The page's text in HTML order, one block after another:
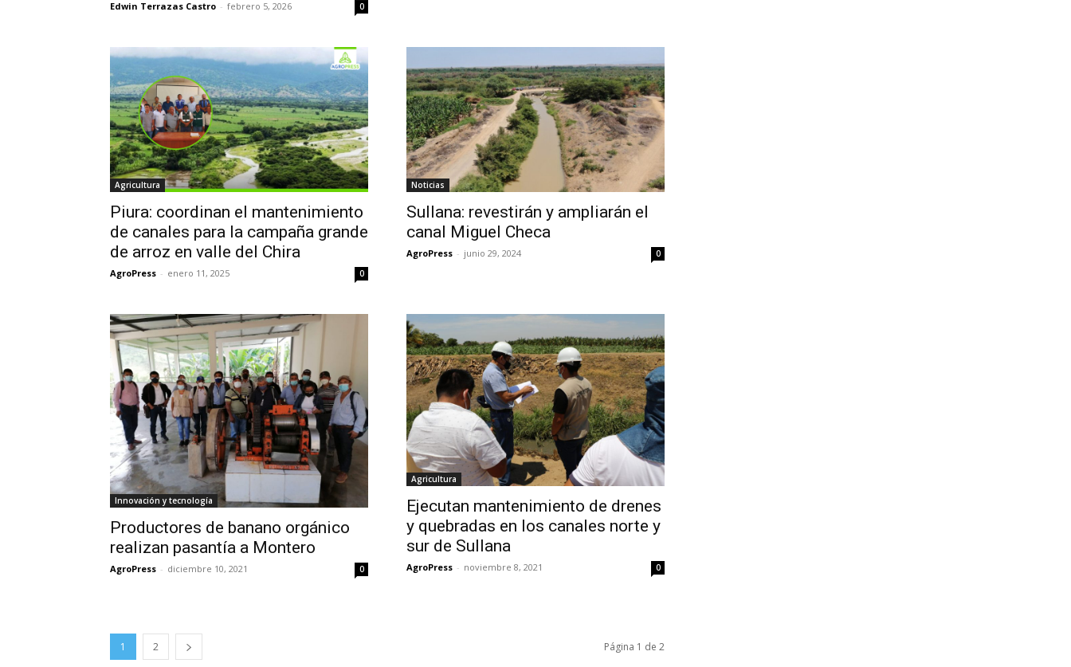
Edwin Terrazas Castro - febrero 5, 2026 0
Agricultura
Piura: coordinan el mantenimiento
de canales para la campaña grande
de arroz en valle del Chira
AgroPress - enero 11, 2025 0
Noticias
Sullana: revestirán y ampliarán el
canal Miguel Checa
AgroPress - junio 29, 2024 0
Innovación y tecnología
Productores de banano orgánico
realizan pasantía a Montero
AgroPress - diciembre 10, 2021 0
Agricultura
Ejecutan mantenimiento de drenes
y quebradas en los canales norte y
sur de Sullana
AgroPress - noviembre 8, 2021 0
1 2 Página 1 de 2